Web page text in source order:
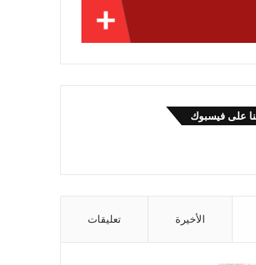
على فيسبوك
الأخيرة تعليقات